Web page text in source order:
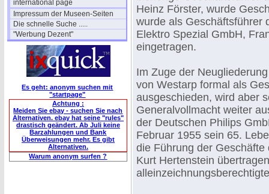
international page
Impressum der Museen-Seiten
Die schnelle Suche .....
"Werbung Dezent"
Es geht: anonym suchen mit
"startpage"
Achtung :
Meiden Sie ebay - suchen Sie nach
Alternativen. ebay hat seine "rules"
drastisch geändert. Ab Juli keine
Barzahlungen und Bank
Überweisungen mehr. Es gibt
Alternativen.
Warum anonym surfen ?
Heinz Förster, wurde
wurde als Geschäftsführer
Elektro Spezial GmbH,
eingetragen.
Im Zuge der
von Westarp formal als
ausgeschieden, wird aber
Generalvollmacht weiter
der Deutschen Philips
Februar 1955 sein 65.
die Führung der
Kurt Hertenstein